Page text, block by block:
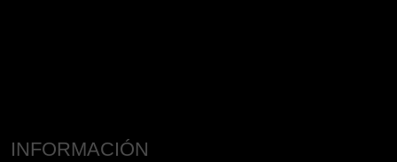
INFORMACIÓN